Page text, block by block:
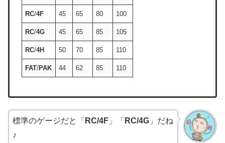
RC/4F 45 65 80 100
RC/4G 45 65 85 105
RC/4H 50 70 85 110
FAT/PAK 44 62 85 110
標準のゲージだと「 RC/4F 」「 RC/4G 」だね
♪